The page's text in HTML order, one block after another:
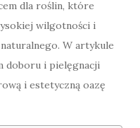
dla roślin, które
wilgotności i
W artykule
doboru i pielęgnacji
i estetyczną oazę